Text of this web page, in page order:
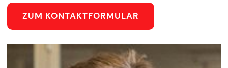
ZUM KONTAKTFORMULAR